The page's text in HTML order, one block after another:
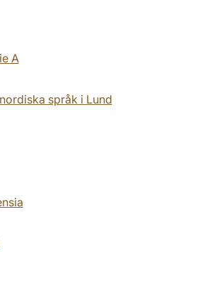
A
språk i Lund